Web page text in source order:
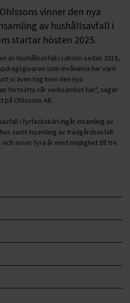
vinner den nya
av hushållsavfall i
startar hösten 2025.
av hushållsavfall i Laholm sedan 2018,
som invånarna har varit
vi även tog hem den nya
fortsätta vår verksamhet här.", säger
på Ohlssons AB.
i fyrfackskärl ingår insamling av
samt insamling av trädgårdsavfall.
och avser fyra år med möjlighet till tre